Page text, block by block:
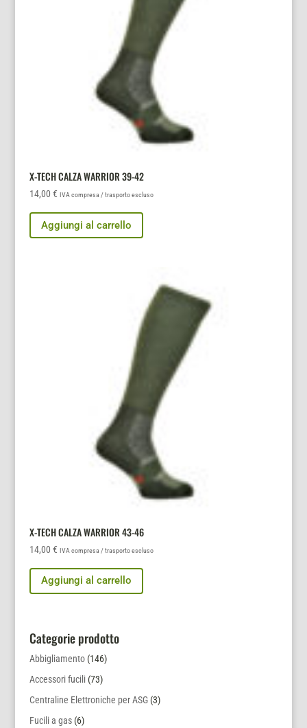
X-TECH CALZA WARRIOR 39-42
14,00 € IVA compresa / trasporto escluso
Aggiungi al carrello
X-TECH CALZA WARRIOR 43-46
14,00 € IVA compresa / trasporto escluso
Aggiungi al carrello
Categorie prodotto
Abbigliamento (146)
Accessori fucili (73)
Centraline Elettroniche per ASG (3)
Fucili a gas (6)